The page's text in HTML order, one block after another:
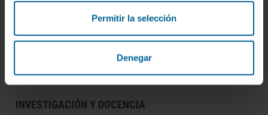
Permitir la selección
Denegar
Cancer Center
Conozca a los profesionales
Servicios médicos
INVESTIGACIÓN Y DOCENCIA